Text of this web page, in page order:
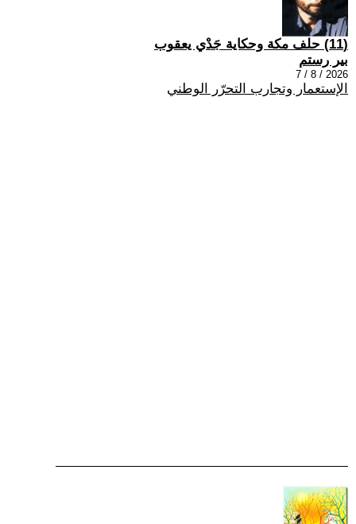
(11) حلف مكة وحكاية جَدْي يعقوب
بير رستم
2026 / 8 / 7
الإستعمار وتجارب التحرّر الوطني